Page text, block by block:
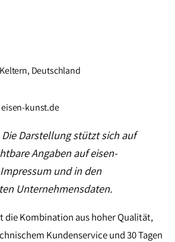
Deutschland
kunst.de
Die Darstellung stützt sich auf
Angaben auf eisen-
und in den
Unternehmensdaten.
die Kombination aus hoher Qualität,
Kundenservice und 30 Tagen